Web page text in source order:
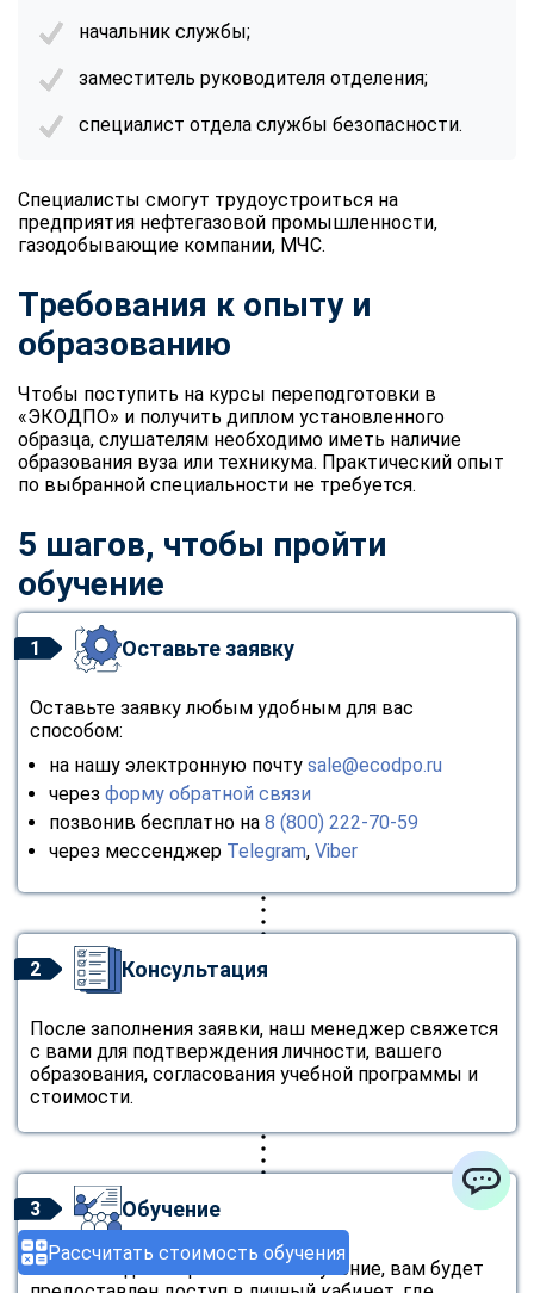
Рассчитать стоимость обучения
начальник службы;
заместитель руководителя отделения;
специалист отдела службы безопасности.
Специалисты смогут трудоустроиться на
предприятия нефтегазовой промышленности,
газодобывающие компании, МЧС.
Требования к опыту и
образованию
Чтобы поступить на курсы переподготовки в
«ЭКОДПО» и получить диплом установленного
образца, слушателям необходимо иметь наличие
образования вуза или техникума. Практический опыт
по выбранной специальности не требуется.
5 шагов, чтобы пройти
обучение
1 Оставьте заявку
Оставьте заявку любым удобным для вас
способом:
на нашу электронную почту sale@ecodpo.ru
через форму обратной связи
позвонив бесплатно на 8 (800) 222-70-59
через мессенджер Telegram, Viber
2 Консультация
После заполнения заявки, наш менеджер свяжется
с вами для подтверждения личности, вашего
образования, согласования учебной программы и
стоимости.
3 Обучение
Заключив договор и оплатив обучение, вам будет
ChatApp
online
Мессенджеры
Свяжитесь с нами через любой удобный мессенджер!
Telegram WhatsApp
Vkontakte EMail